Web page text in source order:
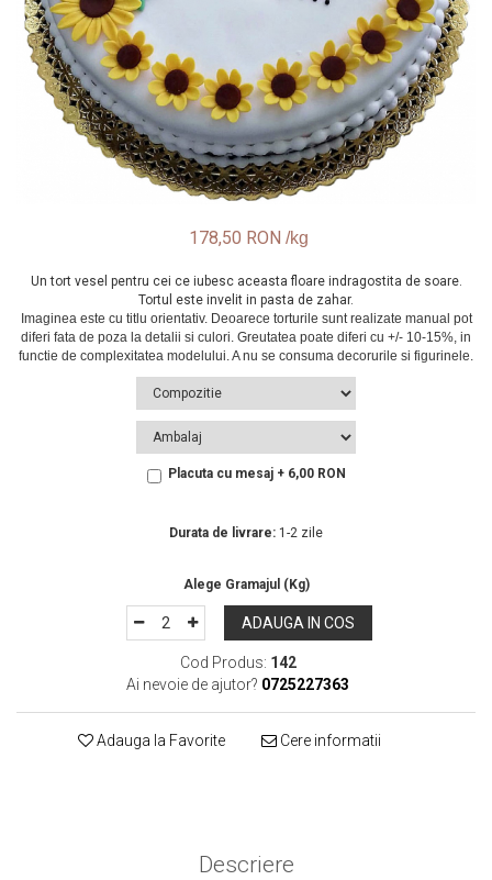
178,50 RON
Un tort vesel pentru cei ce iubesc aceasta floare indragostita de soare.
Tortul este invelit in pasta de zahar.
Placuta cu mesaj + 6,00 RON
Durata de livrare: 1-2 zile
ADAUGA IN COS
Cod Produs: 142
Ai nevoie de ajutor? 0725227363
Adauga la Favorite Cere informatii
Descriere